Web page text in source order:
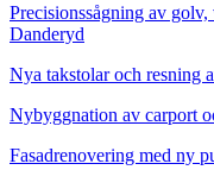
Precisionssågning av
Danderyd
Nya takstolar och resning
Nybyggnation av carport
Fasadrenovering med ny